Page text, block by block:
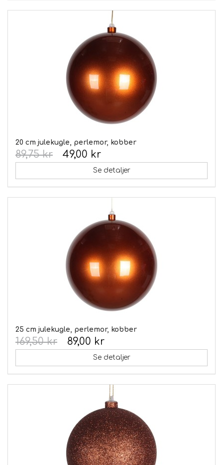
20 cm julekugle, perlemor, kobber
49,00 kr
89,75 kr
Se detaljer
25 cm julekugle, perlemor, kobber
89,00 kr
169,50 kr
Se detaljer